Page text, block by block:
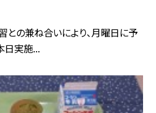
の兼ね合いにより、月曜日に予
日実施...